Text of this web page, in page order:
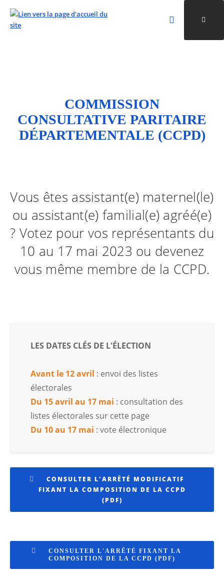
Rechercher
Valider la
COMMISSION
CONSULTATIVE PARITAIRE
DÉPARTEMENTALE (CCPD)
Vous êtes assistant(e) maternel(le)
ou assistant(e) familial(e) agréé(e)
? Votez pour vos représentants du
10 au 17 mai 2023 ou devenez
vous même membre de la CCPD.
LES DATES CLÉS DE L'ÉLECTION
Avant le 12 avril : envoi des listes
électorales
Du 15 avril au 17 mai : consultation des
listes électorales sur cette page
Du 10 au 17 mai : vote électronique
CONSULTER L'ARRÊTÉ MODIFICATIF
FIXANT LA COMPOSITION DE LA CCPD
(PDF)
CONSULTER L'ARRÊTÉ FIXANT LA
COMPOSITION DE LA CCPD (PDF)